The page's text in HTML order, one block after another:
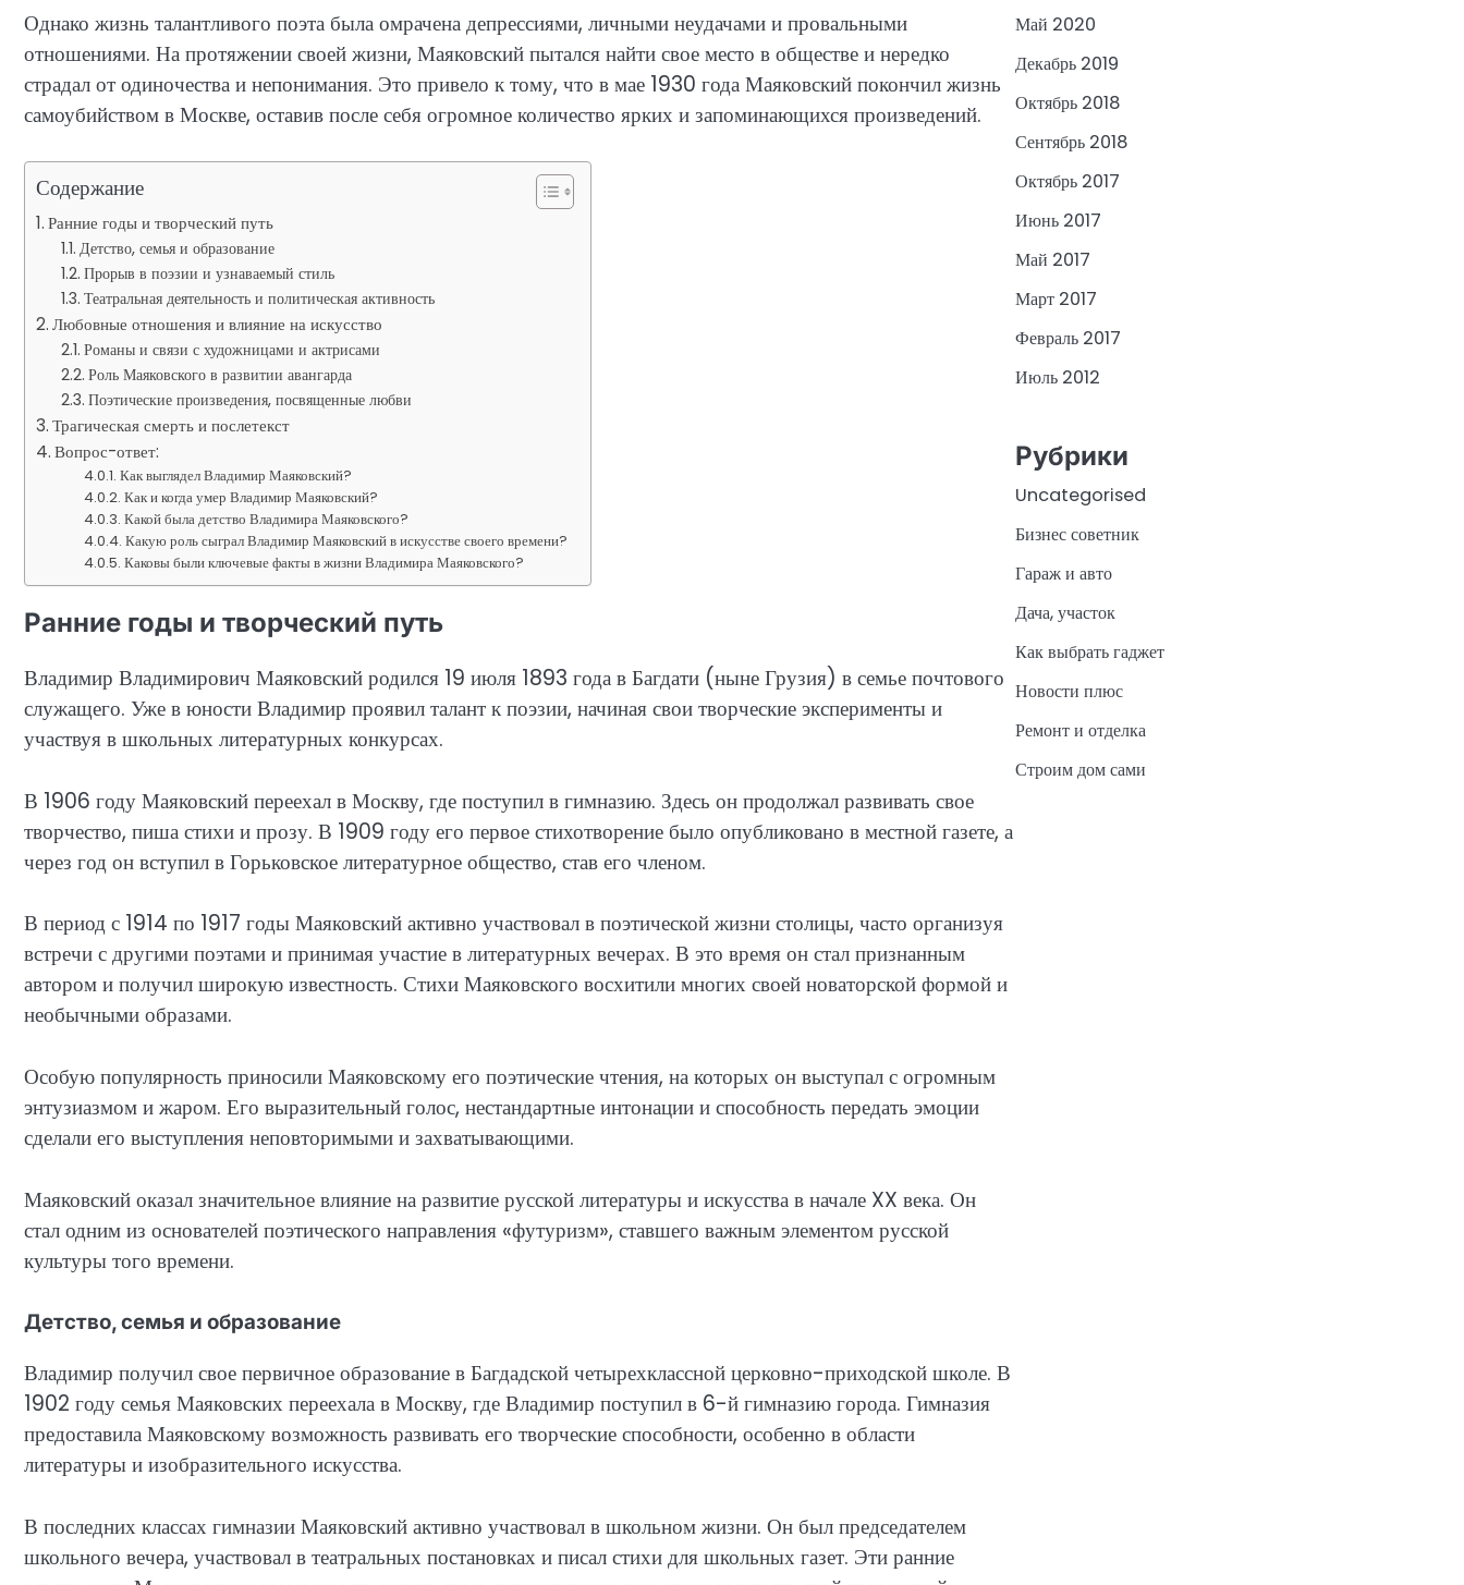
Однако жизнь талантливого поэта была омрачена депрессиями, личными неудачами и провальными
отношениями. На протяжении своей жизни, Маяковский пытался найти свое место в обществе и нередко
страдал от одиночества и непонимания. Это привело к тому, что в мае 1930 года Маяковский покончил жизнь
самоубийством в Москве, оставив после себя огромное количество ярких и запоминающихся произведений.
Содержание
Ранние годы и творческий путь
Детство, семья и образование
Прорыв в поэзии и узнаваемый стиль
Театральная деятельность и политическая активность
Любовные отношения и влияние на искусство
Романы и связи с художницами и актрисами
Роль Маяковского в развитии авангарда
Поэтические произведения, посвященные любви
Трагическая смерть и послетекст
Вопрос-ответ:
Как выглядел Владимир Маяковский?
Как и когда умер Владимир Маяковский?
Какой была детство Владимира Маяковского?
Какую роль сыграл Владимир Маяковский в искусстве своего времени?
Каковы были ключевые факты в жизни Владимира Маяковского?
Ранние годы и творческий путь
Владимир Владимирович Маяковский родился 19 июля 1893 года в Багдати (ныне Грузия) в семье почтового
служащего. Уже в юности Владимир проявил талант к поэзии, начиная свои творческие эксперименты и
участвуя в школьных литературных конкурсах.
В 1906 году Маяковский переехал в Москву, где поступил в гимназию. Здесь он продолжал развивать свое
творчество, пиша стихи и прозу. В 1909 году его первое стихотворение было опубликовано в местной газете, а
через год он вступил в Горьковское литературное общество, став его членом.
В период с 1914 по 1917 годы Маяковский активно участвовал в поэтической жизни столицы, часто организуя
встречи с другими поэтами и принимая участие в литературных вечерах. В это время он стал признанным
автором и получил широкую известность. Стихи Маяковского восхитили многих своей новаторской формой и
необычными образами.
Особую популярность приносили Маяковскому его поэтические чтения, на которых он выступал с огромным
энтузиазмом и жаром. Его выразительный голос, нестандартные интонации и способность передать эмоции
сделали его выступления неповторимыми и захватывающими.
Маяковский оказал значительное влияние на развитие русской литературы и искусства в начале XX века. Он
стал одним из основателей поэтического направления «футуризм», ставшего важным элементом русской
культуры того времени.
Детство, семья и образование
Владимир получил свое первичное образование в Багдадской четырехклассной церковно-приходской школе. В
1902 году семья Маяковских переехала в Москву, где Владимир поступил в 6-й гимназию города. Гимназия
предоставила Маяковскому возможность развивать его творческие способности, особенно в области
литературы и изобразительного искусства.
В последних классах гимназии Маяковский активно участвовал в школьном жизни. Он был председателем
школьного вечера, участвовал в театральных постановках и писал стихи для школьных газет. Эти ранние
Май 2020
Декабрь 2019
Октябрь 2018
Сентябрь 2018
Октябрь 2017
Июнь 2017
Май 2017
Март 2017
Февраль 2017
Июль 2012
Рубрики
Uncategorised
Бизнес советник
Гараж и авто
Дача, участок
Как выбрать гаджет
Новости плюс
Ремонт и отделка
Строим дом сами